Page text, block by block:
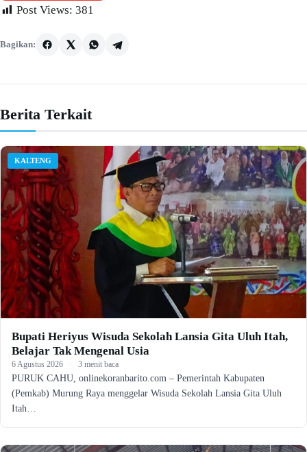
Post Views: 381
Bagikan:
Berita Terkait
KALTENG
Bupati Heriyus Wisuda Sekolah Lansia Gita Uluh Itah,
Belajar Tak Mengenal Usia
6 Agustus 2026 · 3 menit baca
PURUK CAHU, onlinekoranbarito.com – Pemerintah Kabupaten
(Pemkab) Murung Raya menggelar Wisuda Sekolah Lansia Gita Uluh
Itah…